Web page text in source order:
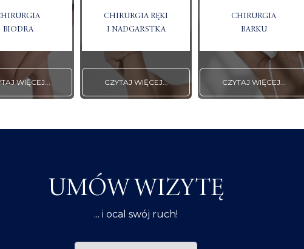
CHIRURGIA RĘKI
I NADGARSTKA
CZYTAJ WIĘCEJ...
CHIRURGIA
BARKU
CZYTAJ WIĘCEJ...
BIODRA
WIĘCEJ...
UMÓW WIZYTĘ
... i ocal swój ruch!